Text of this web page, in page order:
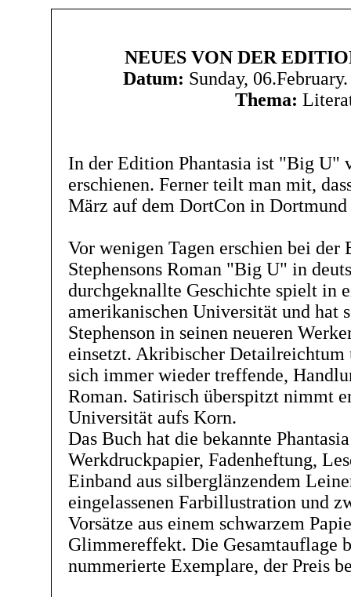
NEUES VON DER
Datum: Sunday,
Thema:
In der Edition Phantasia ist "Big U"
erschienen. Ferner teilt man mit,
März auf dem DortCon in
Vor wenigen Tagen erschien bei der
Stephensons Roman "Big U" in
durchgeknallte Geschichte spielt in
amerikanischen Universität und hat
Stephenson in seinen neueren
einsetzt. Akribischer Detailreichtum
sich immer wieder treffende,
Roman. Satirisch überspitzt nimmt
Universität aufs Korn.
Das Buch hat die bekannte
Werkdruckpapier, Fadenheftung,
Einband aus silberglänzendem
eingelassenen Farbillustration und
Vorsätze aus einem schwarzem
Glimmereffekt. Die Gesamtauflage
nummerierte Exemplare, der Preis